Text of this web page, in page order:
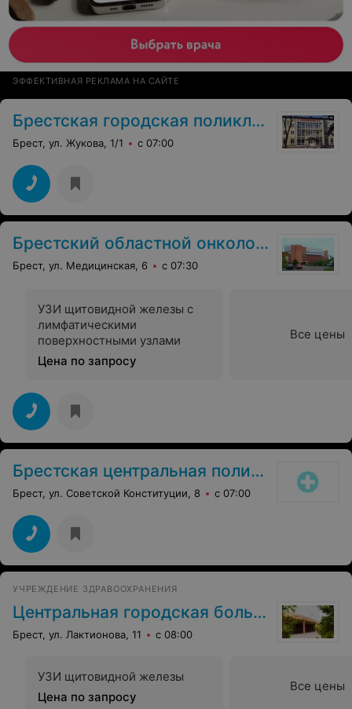
ЭФФЕКТИВНАЯ РЕКЛАМА НА САЙТЕ
Брестская городская поликлиника №3
Брест, ул. Жукова, 1/1 с 07:00
Брестский областной онкологический диспансер
Брест, ул. Медицинская, 6 с 07:30
УЗИ щитовидной железы с
лимфатическими
поверхностными узлами
Цена по запросу
Все цены
Брестская центральная поликлиника
Брест, ул. Советской Конституции, 8 с 07:00
УЧРЕЖДЕНИЕ ЗДРАВООХРАНЕНИЯ
Центральная городская больница
Брест, ул. Лактионова, 11 с 08:00
УЗИ щитовидной железы
Цена по запросу
Все цены